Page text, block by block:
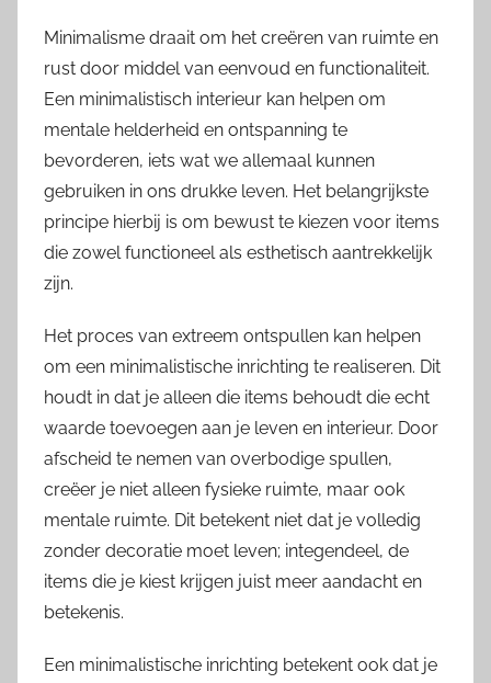
Minimalisme draait om het creëren van ruimte en
rust door middel van eenvoud en functionaliteit.
Een minimalistisch interieur kan helpen om
mentale helderheid en ontspanning te
bevorderen, iets wat we allemaal kunnen
gebruiken in ons drukke leven. Het belangrijkste
principe hierbij is om bewust te kiezen voor items
die zowel functioneel als esthetisch aantrekkelijk
zijn.
Het proces van extreem ontspullen kan helpen
om een minimalistische inrichting te realiseren. Dit
houdt in dat je alleen die items behoudt die echt
waarde toevoegen aan je leven en interieur. Door
afscheid te nemen van overbodige spullen,
creëer je niet alleen fysieke ruimte, maar ook
mentale ruimte. Dit betekent niet dat je volledig
zonder decoratie moet leven; integendeel, de
items die je kiest krijgen juist meer aandacht en
betekenis.
Een minimalistische inrichting betekent ook dat je